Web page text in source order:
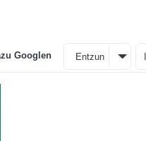
Googlen Entzun